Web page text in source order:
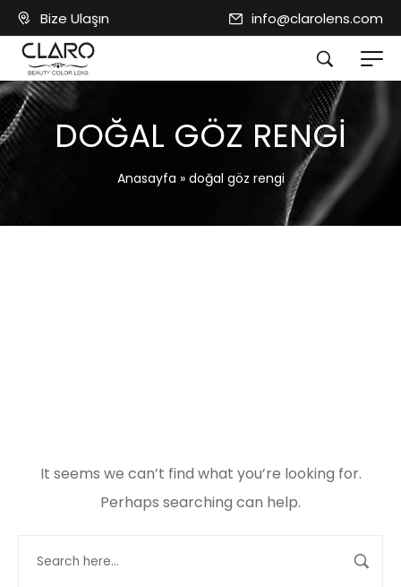
Bize Ulaşın info@clarolens.com
DOĞAL GÖZ RENGI
Anasayfa » doğal göz rengi
It seems we can’t find what you’re looking for.
Perhaps searching can help.